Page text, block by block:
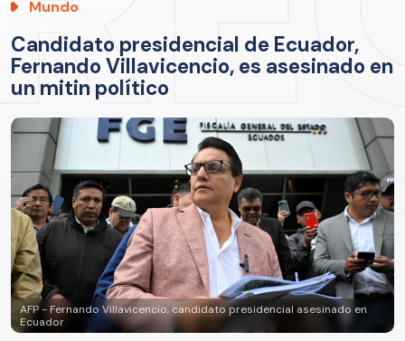
Mundo
Candidato presidencial de Ecuador,
Fernando Villavicencio, es asesinado en
un mitin político
AFP - Fernando Villavicencio, candidato presidencial asesinado en
Ecuador